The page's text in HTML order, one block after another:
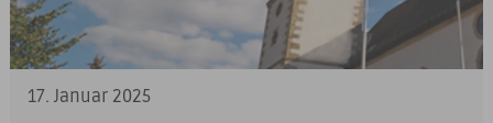
17. Januar 2025